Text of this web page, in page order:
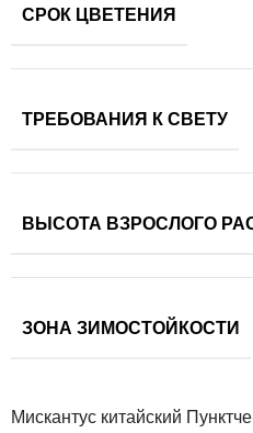
СРОК ЦВЕТЕНИЯ
ТРЕБОВАНИЯ К СВЕТУ
ВЫСОТА ВЗРОСЛОГО
ЗОНА ЗИМОСТОЙКОСТИ
Мискантус китайский